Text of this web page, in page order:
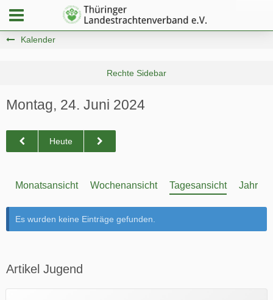
Kalender
Montag, 24. Juni 2024
Heute
Monatsansicht Wochenansicht Tagesansicht
Es wurden keine Einträge gefunden.
Artikel Jugend